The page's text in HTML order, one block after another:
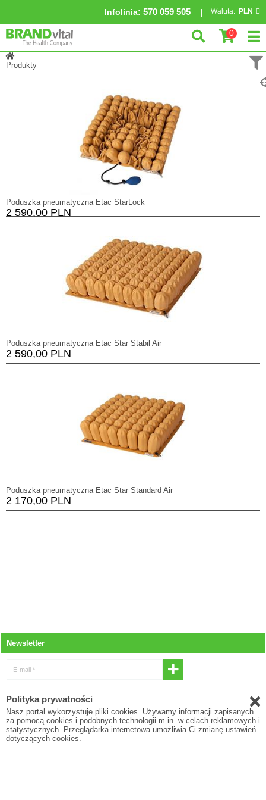
Infolinia: 570 059 505 Waluta: PLN
0
Produkty
Poduszka pneumatyczna Etac StarLock
2 590,00 PLN
Poduszka pneumatyczna Etac Star Stabil Air
2 590,00 PLN
Poduszka pneumatyczna Etac Star Standard Air
2 170,00 PLN
Newsletter
E-mail *
newslettera
E-mail
Polityka prywatności
Nasz portal wykorzystuje pliki cookies. Używamy informacji zapisanych
za pomocą cookies i podobnych technologii m.in. w celach reklamowych i
statystycznych. Przeglądarka internetowa umożliwia Ci zmianę ustawień
dotyczących cookies.